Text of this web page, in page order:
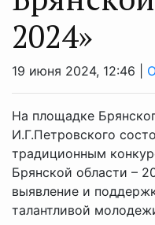
2024»
19 июня 2024, 12:46 |
На площадке
И.Г.Петровского
традиционным
Брянской области –
выявление и
талантливой